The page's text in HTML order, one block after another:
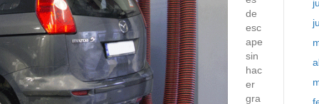
de
esc
ape
sin
hac
er
gra